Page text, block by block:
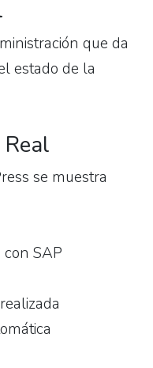
que da
estado de la
se muestra
SAP